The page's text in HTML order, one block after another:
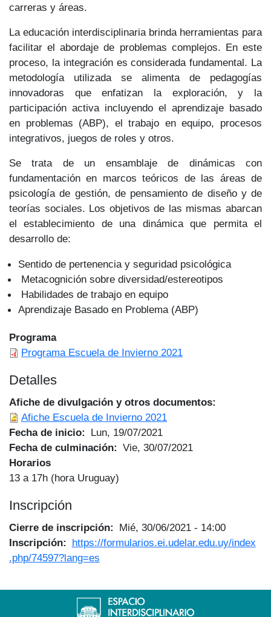
carreras y áreas.
La educación interdisciplinaria brinda herramientas para
facilitar el abordaje de problemas complejos. En este
proceso, la integración es considerada fundamental. La
metodología utilizada se alimenta de pedagogías
innovadoras que enfatizan la exploración, y la
participación activa incluyendo el aprendizaje basado
en problemas (ABP), el trabajo en equipo, procesos
integrativos, juegos de roles y otros.
Se trata de un ensamblaje de dinámicas con
fundamentación en marcos teóricos de las áreas de
psicología de gestión, de pensamiento de diseño y de
teorías sociales. Los objetivos de las mismas abarcan
el establecimiento de una dinámica que permita el
desarrollo de:
Sentido de pertenencia y seguridad psicológica
Metacognición sobre diversidad/estereotipos
Habilidades de trabajo en equipo
Aprendizaje Basado en Problema (ABP)
Programa
Programa Escuela de Invierno 2021
Detalles
Afiche de divulgación y otros documentos
Afiche Escuela de Invierno 2021
Fecha de inicio
Lun, 19/07/2021
Fecha de culminación
Vie, 30/07/2021
Horarios
13 a 17h (hora Uruguay)
Inscripción
Cierre de inscripción
Mié, 30/06/2021 - 14:00
Inscripción
https://formularios.ei.udelar.edu.uy/index
.php/74597?lang=es